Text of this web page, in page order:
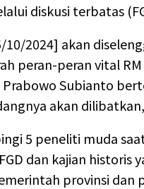
diskusi terbatas
2024] akan
peran-peran vital
Prabowo Subianto
akan
5 peneliti muda
dan kajian historis
provinsi dan